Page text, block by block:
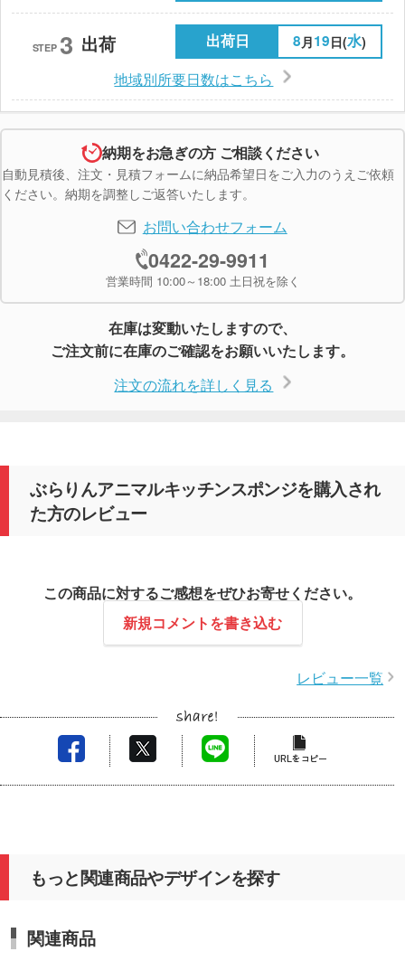
STEP 3 出荷 出荷日 8 月19日(水)
地域別所要日数はこちら
納期をお急ぎの方 ご相談ください
自動見積後、注文・見積フォームに納品希望日をご入力のうえご依頼
ください。納期を調整しご返答いたします。
お問い合わせフォーム
0422-29-9911
営業時間 10:00～18:00 土日祝を除く
在庫は変動いたしますので、
ご注文前に在庫のご確認をお願いいたします。
注文の流れを詳しく見る
ぶらりんアニマルキッチンスポンジを購入され
た方のレビュー
この商品に対するご感想をぜひお寄せください。
新規コメントを書き込む
レビュー一覧
もっと関連商品やデザインを探す
関連商品